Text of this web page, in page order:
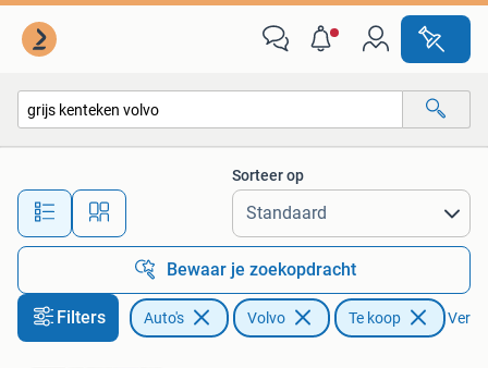
Alle afstanden…
Sorteer op
Bewaar je zoekopdracht
Filters Auto's Volvo Te koop